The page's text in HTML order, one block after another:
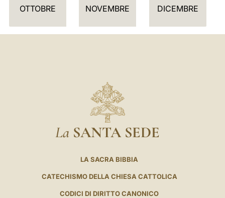
OTTOBRE NOVEMBRE DICEMBRE
La SANTA SEDE
LA SACRA BIBBIA
CATECHISMO DELLA CHIESA CATTOLICA
CODICI DI DIRITTO CANONICO